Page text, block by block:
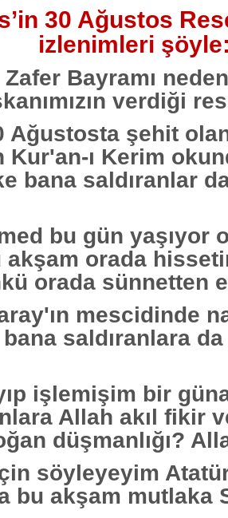
30 Ağustos
izlenimleri
Bayramı
verdiği
Ağustosta şehit
ı Kerim
bana saldıranlar
bu gün yaşıyor
akşam orada
orada sünnetten
mescidinde
saldıranlara
işlemişim bir
Allah akıl fikir
düşmanlığı?
söyleyeyim
bu akşam mutlaka